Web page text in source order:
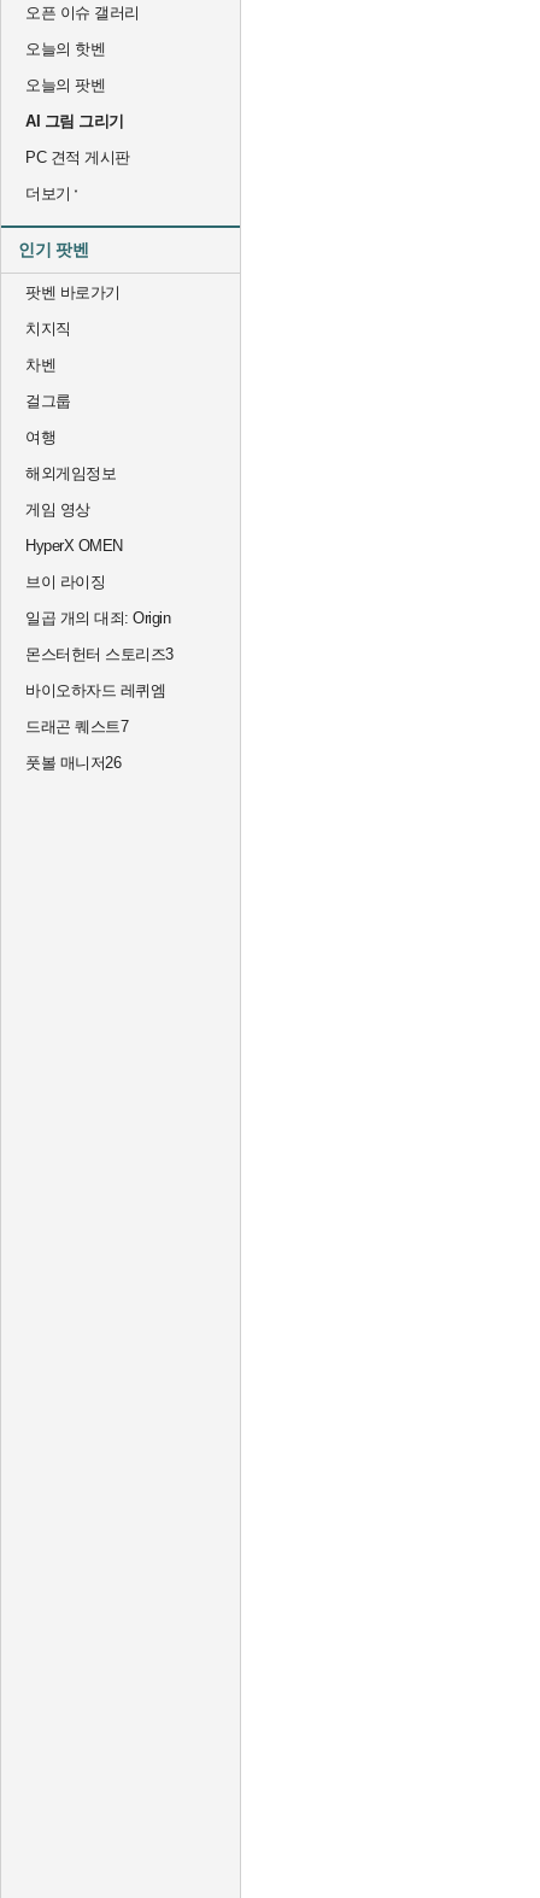
오픈 이슈 갤러리
오늘의 핫벤
오늘의 팟벤
AI 그림 그리기
PC 견적 게시판
더보기
인기 팟벤
팟벤 바로가기
치지직
차벤
걸그룹
여행
해외게임정보
게임 영상
HyperX OMEN
브이 라이징
일곱 개의 대죄: Origin
몬스터헌터 스토리즈3
바이오하자드 레퀴엠
드래곤 퀘스트7
풋볼 매니저26